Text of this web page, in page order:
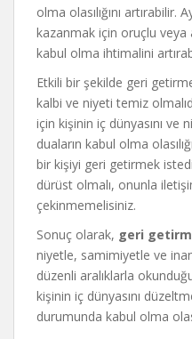
olma olasılığını artırabilir.
kazanmak için oruçlu veya
kabul olma ihtimalini
Etkili bir şekilde geri
kalbi ve niyeti temiz
için kişinin iç dünyasını ve
duaların kabul olma
bir kişiyi geri getirmek
dürüst olmalı, onunla
çekinmemelisiniz.
Sonuç olarak, geri
niyetle, samimiyetle ve
düzenli aralıklarla
kişinin iç dünyasını
durumunda kabul olma